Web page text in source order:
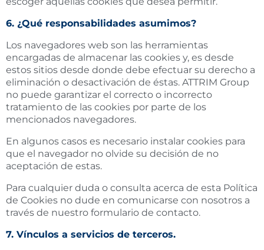
6. ¿Qué responsabilidades asumimos?
Los navegadores web son las herramientas
encargadas de almacenar las cookies y, es desde
estos sitios desde donde debe efectuar su derecho a
eliminación o desactivación de éstas. ATTRIM Group
no puede garantizar el correcto o incorrecto
tratamiento de las cookies por parte de los
mencionados navegadores.
En algunos casos es necesario instalar cookies para
que el navegador no olvide su decisión de no
aceptación de estas.
Para cualquier duda o consulta acerca de esta Política
de Cookies no dude en comunicarse con nosotros a
través de nuestro formulario de contacto.
7. Vínculos a servicios de terceros.